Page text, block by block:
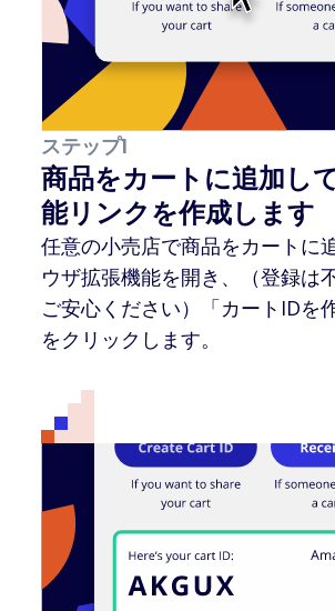
ステップ1
商品をカートに追加し
能リンクを作成します
任意の小売店で商品をカートに
ウザ拡張機能を開き、（登録は
ご安心ください）「カートIDを
をクリックします。